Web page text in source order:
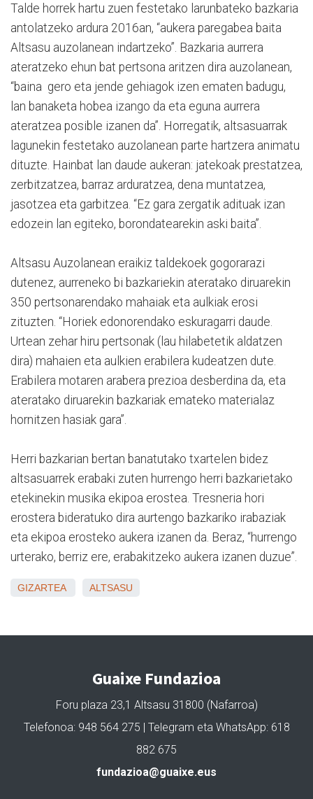
Talde horrek hartu zuen festetako larunbateko bazkaria
antolatzeko ardura 2016an, “aukera paregabea baita
Altsasu auzolanean indartzeko”. Bazkaria aurrera
ateratzeko ehun bat pertsona aritzen dira auzolanean,
“baina gero eta jende gehiagok izen ematen badugu,
lan banaketa hobea izango da eta eguna aurrera
ateratzea posible izanen da”. Horregatik, altsasuarrak
lagunekin festetako auzolanean parte hartzera animatu
dituzte. Hainbat lan daude aukeran: jatekoak prestatzea,
zerbitzatzea, barraz arduratzea, dena muntatzea,
jasotzea eta garbitzea. “Ez gara zergatik adituak izan
edozein lan egiteko, borondatearekin aski baita”.
Altsasu Auzolanean eraikiz taldekoek gogorarazi
dutenez, aurreneko bi bazkariekin ateratako diruarekin
350 pertsonarendako mahaiak eta aulkiak erosi
zituzten. “Horiek edonorendako eskuragarri daude.
Urtean zehar hiru pertsonak (lau hilabetetik aldatzen
dira) mahaien eta aulkien erabilera kudeatzen dute.
Erabilera motaren arabera prezioa desberdina da, eta
ateratako diruarekin bazkariak emateko materialaz
hornitzen hasiak gara”.
Herri bazkarian bertan banatutako txartelen bidez
altsasuarrek erabaki zuten hurrengo herri bazkarietako
etekinekin musika ekipoa erostea. Tresneria hori
erostera bideratuko dira aurtengo bazkariko irabaziak
eta ekipoa erosteko aukera izanen da. Beraz, “hurrengo
urterako, berriz ere, erabakitzeko aukera izanen duzue”.
GIZARTEA ALTSASU
Guaixe Fundazioa
Foru plaza 23,1 Altsasu 31800 (Nafarroa)
Telefonoa: 948 564 275 | Telegram eta WhatsApp: 618
882 675
fundazioa@guaixe.eus